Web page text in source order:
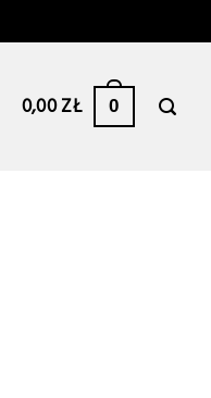
0,00ZŁ 0